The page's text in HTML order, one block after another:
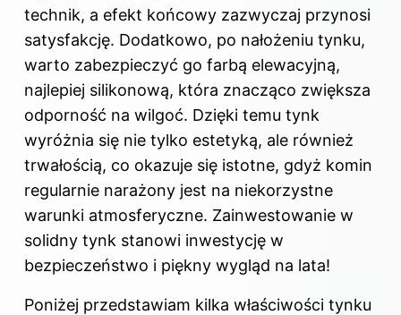
technik, a efekt końcowy zazwyczaj przynosi
satysfakcję. Dodatkowo, po nałożeniu tynku,
warto zabezpieczyć go farbą elewacyjną,
najlepiej silikonową, która znacząco zwiększa
odporność na wilgoć. Dzięki temu tynk
wyróżnia się nie tylko estetyką, ale również
trwałością, co okazuje się istotne, gdyż komin
regularnie narażony jest na niekorzystne
warunki atmosferyczne. Zainwestowanie w
solidny tynk stanowi inwestycję w
bezpieczeństwo i piękny wygląd na lata!
Poniżej przedstawiam kilka właściwości tynku